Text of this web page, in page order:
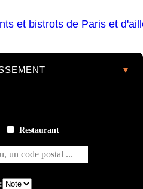
Restaurant
postal ...